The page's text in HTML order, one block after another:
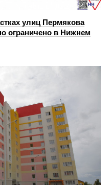
улиц Пермякова
ограничено в Нижнем